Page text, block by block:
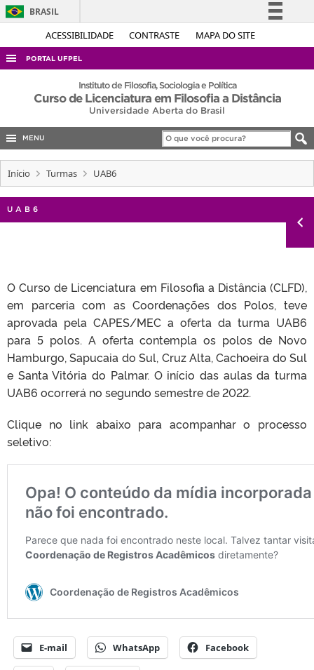
ACESSIBILIDADE CONTRASTE MAPA DO SITE
BRASIL
Simplifique!
Acesso à informação
Canais
PORTAL UFPEL
ACESSO À INFORMAÇÃO
EDITAIS
Instituto de Filosofia, Sociologia e Política
Curso de Licenciatura em Filosofia a Distância
Universidade Aberta do Brasil
MENU
Início Turmas UAB6
UAB6
O Curso de Licenciatura em Filosofia a Distância (CLFD),
em parceria com as Coordenações dos Polos, teve
aprovada pela CAPES/MEC a oferta da turma UAB6
para 5 polos. A oferta contempla os polos de Novo
Hamburgo, Sapucaia do Sul, Cruz Alta, Cachoeira do Sul
e Santa Vitória do Palmar. O início das aulas da turma
UAB6 ocorrerá no segundo semestre de 2022.
Clique no link abaixo para acompanhar o processo
seletivo:
E-mail WhatsApp Facebook